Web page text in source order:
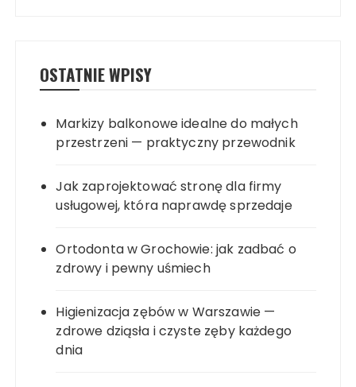
OSTATNIE WPISY
Markizy balkonowe idealne do małych
przestrzeni — praktyczny przewodnik
Jak zaprojektować stronę dla firmy
usługowej, która naprawdę sprzedaje
Ortodonta w Grochowie: jak zadbać o
zdrowy i pewny uśmiech
Higienizacja zębów w Warszawie —
zdrowe dziąsła i czyste zęby każdego
dnia